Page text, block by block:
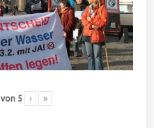
von 5 › »